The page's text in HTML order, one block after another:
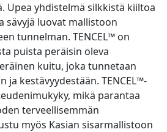
Upea yhdistelmä silkkistä kiiltoa
sävyjä luovat mallistoon
tunnelman. TENCEL™ on
puista peräisin oleva
kuitu, joka tunnetaan
ja kestävyydestään. TENCEL™-
mikä parantaa
terveellisemmän
myös Kasian sisarmallistoon